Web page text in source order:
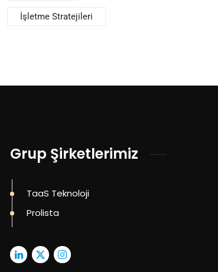
İşletme Stratejileri
Grup Şirketlerimiz
TaaS Teknoloji
Prolista